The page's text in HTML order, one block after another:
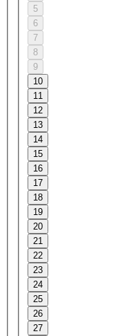
5
6
7
8
9
10
11
12
13
14
15
16
17
18
19
20
21
22
23
24
25
26
27